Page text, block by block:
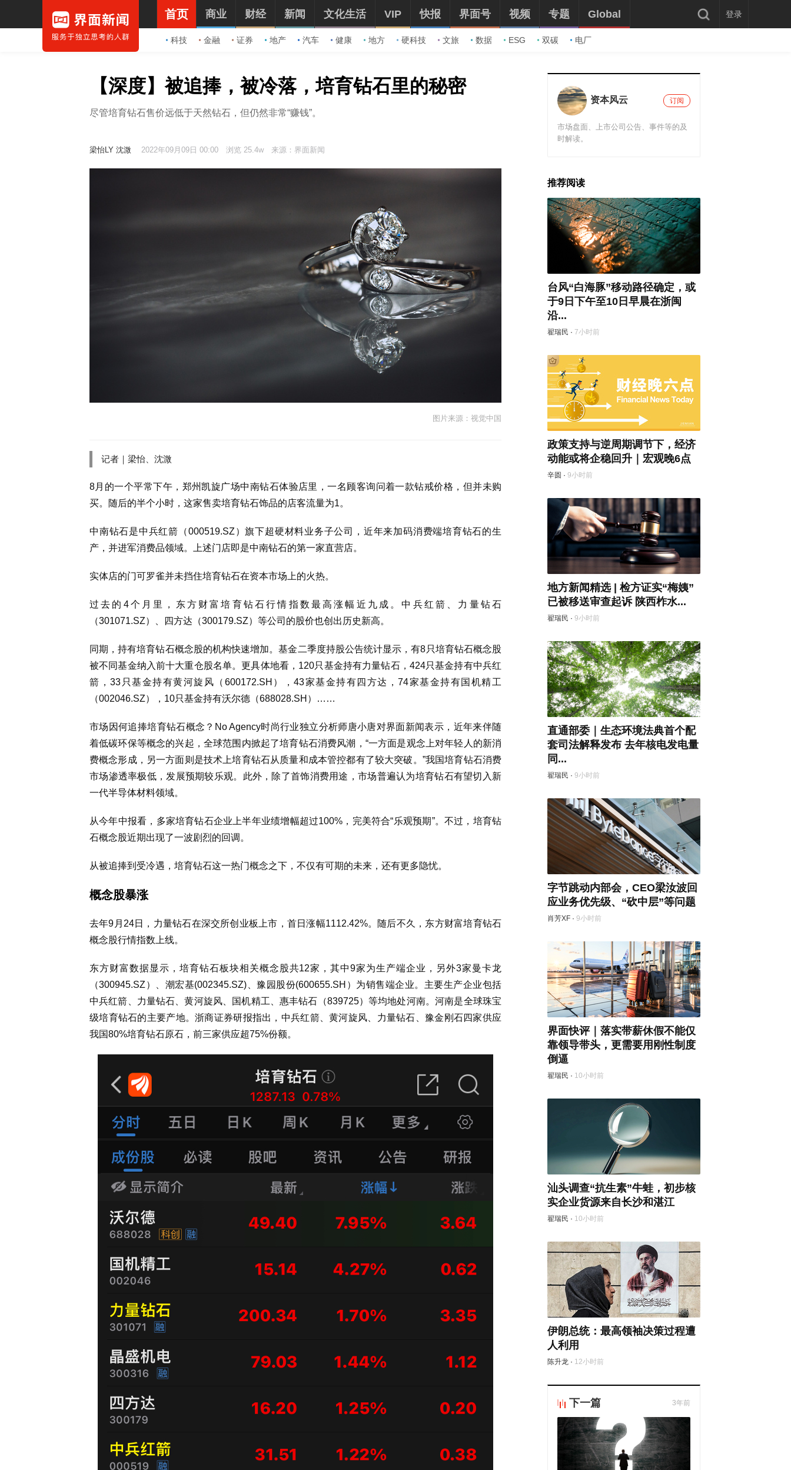
首页
科技 金融 证券 地产 汽车 健康 地方 硬科技 文旅 数据 ESG 双碳 电厂
商业 财经 新闻 文化生活 VIP 快报 界面号 视频 专题 Global 登录
【深度】被追捧，被冷落，培育钻石里的秘密
尽管培育钻石售价远低于天然钻石，但仍然非常“赚钱”。
梁怡LY 沈溦 2022年09月09日 00:00 浏览 25.4w 来源：界面新闻
图片来源：视觉中国
记者｜梁怡、沈溦
8月的一个平常下午，郑州凯旋广场中南钻石体验店里，一名顾客询问着一款钻戒价格，但并未购
买。随后的半个小时，这家售卖培育钻石饰品的店客流量为1。
中南钻石是中兵红箭（000519.SZ）旗下超硬材料业务子公司，近年来加码消费端培育钻石的生
产，并进军消费品领域。上述门店即是中南钻石的第一家直营店。
实体店的门可罗雀并未挡住培育钻石在资本市场上的火热。
过去的4个月里，东方财富培育钻石行情指数最高涨幅近九成。中兵红箭、力量钻石
（301071.SZ）、四方达（300179.SZ）等公司的股价也创出历史新高。
同期，持有培育钻石概念股的机构快速增加。基金二季度持股公告统计显示，有8只培育钻石概念股
被不同基金纳入前十大重仓股名单。更具体地看，120只基金持有力量钻石，424只基金持有中兵红
箭，33只基金持有黄河旋风（600172.SH），43家基金持有四方达，74家基金持有国机精工
（002046.SZ），10只基金持有沃尔德（688028.SH）……
市场因何追捧培育钻石概念？No Agency时尚行业独立分析师唐小唐对界面新闻表示，近年来伴随
着低碳环保等概念的兴起，全球范围内掀起了培育钻石消费风潮，“一方面是观念上对年轻人的新消
费概念形成，另一方面则是技术上培育钻石从质量和成本管控都有了较大突破。”我国培育钻石消费
市场渗透率极低，发展预期较乐观。此外，除了首饰消费用途，市场普遍认为培育钻石有望切入新
一代半导体材料领域。
从今年中报看，多家培育钻石企业上半年业绩增幅超过100%，完美符合“乐观预期”。不过，培育钻
石概念股近期出现了一波剧烈的回调。
从被追捧到受冷遇，培育钻石这一热门概念之下，不仅有可期的未来，还有更多隐忧。
概念股暴涨
去年9月24日，力量钻石在深交所创业板上市，首日涨幅1112.42%。随后不久，东方财富培育钻石
概念股行情指数上线。
东方财富数据显示，培育钻石板块相关概念股共12家，其中9家为生产端企业，另外3家曼卡龙
（300945.SZ）、潮宏基(002345.SZ)、豫园股份(600655.SH）为销售端企业。主要生产企业包括
中兵红箭、力量钻石、黄河旋风、国机精工、惠丰钻石（839725）等均地处河南。河南是全球珠宝
级培育钻石的主要产地。浙商证券研报指出，中兵红箭、黄河旋风、力量钻石、豫金刚石四家供应
我国80%培育钻石原石，前三家供应超75%份额。
资本风云 订阅
市场盘面、上市公司公告、事件等的及
时解读。
推荐阅读
台风“白海豚”移动路径确定，或
于9日下午至10日早晨在浙闽
沿...
翟瑞民 · 7小时前
政策支持与逆周期调节下，经济
动能或将企稳回升｜宏观晚6点
辛圆 · 9小时前
地方新闻精选 | 检方证实“梅姨”
已被移送审查起诉 陕西柞水...
翟瑞民 · 9小时前
直通部委｜生态环境法典首个配
套司法解释发布 去年核电发电量
同...
翟瑞民 · 9小时前
字节跳动内部会，CEO梁汝波回
应业务优先级、“砍中层”等问题
肖芳XF · 9小时前
界面快评｜落实带薪休假不能仅
靠领导带头，更需要用刚性制度
倒逼
翟瑞民 · 10小时前
汕头调查“抗生素”牛蛙，初步核
实企业货源来自长沙和湛江
翟瑞民 · 10小时前
伊朗总统：最高领袖决策过程遭
人利用
陈升龙 · 12小时前
下一篇 3年前